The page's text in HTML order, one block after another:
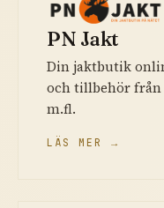
PN Jakt
Din jaktbutik
och tillbehör från
m.fl.
LÄS MER →